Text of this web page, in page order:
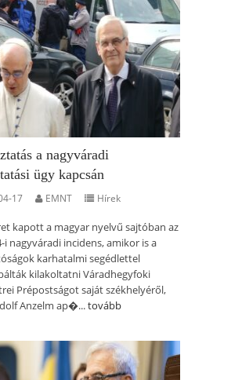
a nagyváradi
ügy kapcsán
17 EMNT Hírek
kapott a magyar nyelvű sajtóban az
i nagyváradi incidens, amikor is a
karhatalmi segédlettel
kilakoltatni Váradhegyfoki
Prépostságot saját székhelyéről,
Anzelm ap�...tovább